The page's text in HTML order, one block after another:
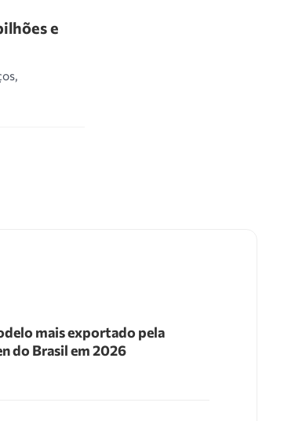
e
mais exportado pela
do Brasil em 2026